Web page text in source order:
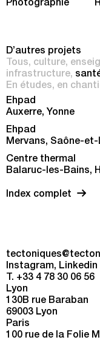
Photographie
D’autres projets
Tous
culture
infrastructure
En études
en
Ehpad
Auxerre, Yonne
Ehpad
Mervans, Saône-
Centre thermal
Balaruc-les-Bains,
Index complet
Instagram Linkedin
T. +33 4 78 30 06 56
Lyon
130B rue Baraban
69003 Lyon
Paris
100 rue de la Folie